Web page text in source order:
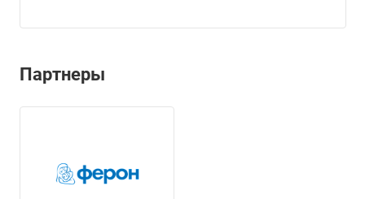
Партнеры